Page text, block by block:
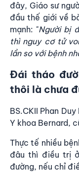
đây, Giáo sư
đầu thế giới về
mạnh: "Người bị đ
thì nguy cơ tử
lần so với bệnh
Đái tháo
thôi là chưa
BS.CKII Phan
Y khoa Bernard,
Thực tế nhiều
đâu thì điều trị
đường, nếu chỉ